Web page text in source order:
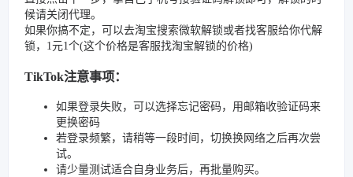
候请关闭代理。
如果你搞不定，可以去淘宝搜索微软解锁或者找客服给你代解
锁，1元1个(这个价格是客服找淘宝解锁的价格)
TikTok注意事项：
如果登录失败，可以选择忘记密码，用邮箱收验证码来
更换密码
若登录频繁，请稍等一段时间，切换换网络之后再次尝
试。
请少量测试适合自身业务后，再批量购买。